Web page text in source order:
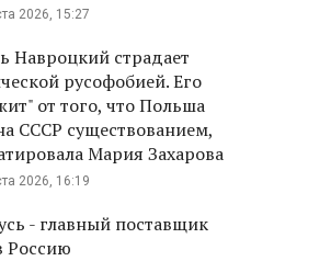
2026, 15:27
Навроцкий страдает
русофобией. Его
от того, что Польша
СССР существованием,
Мария Захарова
2026, 16:19
- главный поставщик
Россию